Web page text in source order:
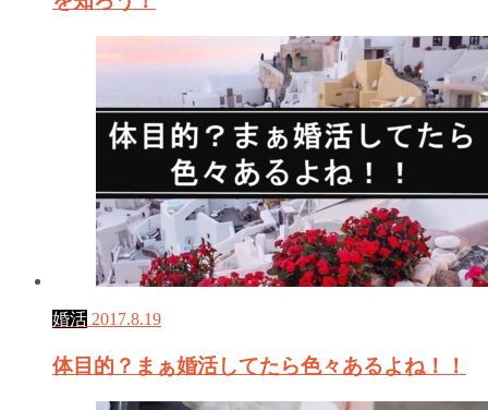
婚活 2017.8.19
体目的？まぁ婚活してたら色々あるよね！！